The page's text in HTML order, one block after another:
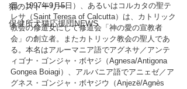
猫のストーリー
保健所犬猫応援団NEWS
日 - 1997年9月5日）、あるいはコルカタの聖テ
レサ（Saint Teresa of Calcutta）は、カトリック
教会の修道女にして修道会「神の愛の宣教者
会」の創立者。またカトリック教会の聖人であ
る。本名はアルーマニア語でアグネサ／アンテ
ィゴナ・ゴンジャ・ボヤジ（Agnesa/Antigona
Gongea Boiagi）、アルバニア語でアニェゼ／ア
グネス・ゴンジャ・ボヤジウ（Anjezë/Agnès